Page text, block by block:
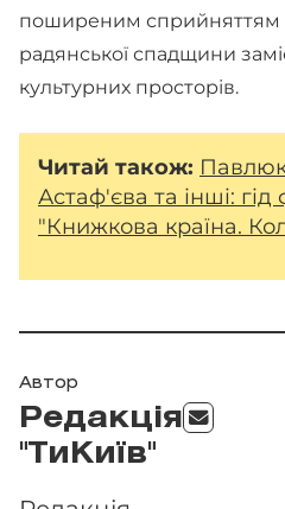
поширеним сприйняттям
радянської спадщини
культурних просторів.
Читай також:
Астаф'єва та інші:
"Книжкова країна.
Автор
Редакція
"ТиКиїв"